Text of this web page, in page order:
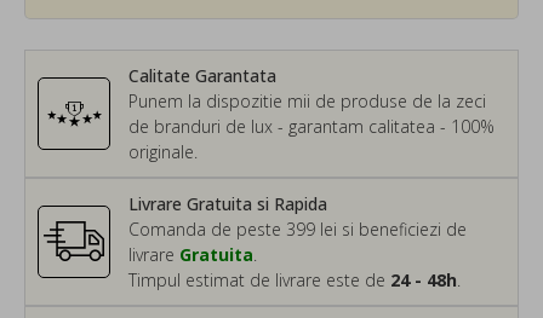
Calitate Garantata
Punem la dispozitie mii de produse de la zeci
de branduri de lux - garantam calitatea - 100%
originale.
Livrare Gratuita si Rapida
Comanda de peste 399 lei si beneficiezi de
livrare Gratuita
Timpul estimat de livrare este de 24 - 48h